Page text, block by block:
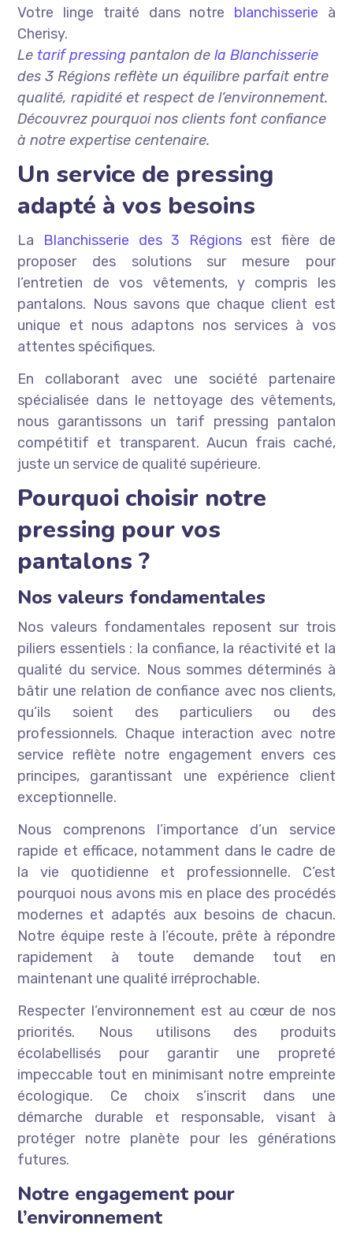
Votre linge traité dans notre blanchisserie à
Cherisy.
Le tarif pressing pantalon dela Blanchisserie
des 3 Régions reflète un équilibre parfait entre
qualité, rapidité et respect de l’environnement.
Découvrez pourquoi nos clients font confiance
à notre expertise centenaire.
Un service de pressing
adapté à vos besoins
La Blanchisserie des 3 Régionsest fière de
proposer des solutions sur mesure pour
l’entretien de vos vêtements, y compris les
pantalons. Nous savons que chaque client est
unique et nous adaptons nos services à vos
attentes spécifiques.
En collaborant avec une société partenaire
spécialisée dans le nettoyage des vêtements,
nous garantissons un tarif pressing pantalon
compétitif et transparent. Aucun frais caché,
juste un service de qualité supérieure.
Pourquoi choisir notre
pressing pour vos
pantalons ?
Nos valeurs fondamentales
Nos valeurs fondamentales reposent sur trois
piliers essentiels : la confiance, la réactivité et la
qualité du service. Nous sommes déterminés à
bâtir une relation de confiance avec nos clients,
qu’ils soient des particuliers ou des
professionnels. Chaque interaction avec notre
service reflète notre engagement envers ces
principes, garantissant une expérience client
exceptionnelle.
Nous comprenons l’importance d’un service
rapide et efficace, notamment dans le cadre de
la vie quotidienne et professionnelle. C’est
pourquoi nous avons mis en place des procédés
modernes et adaptés aux besoins de chacun.
Notre équipe reste à l’écoute, prête à répondre
rapidement à toute demande tout en
maintenant une qualité irréprochable.
Respecter l’environnement est au cœur de nos
priorités. Nous utilisons des produits
écolabellisés pour garantir une propreté
impeccable tout en minimisant notre empreinte
écologique. Ce choix s’inscrit dans une
démarche durable et responsable, visant à
protéger notre planète pour les générations
futures.
Notre engagement pour
l’environnement